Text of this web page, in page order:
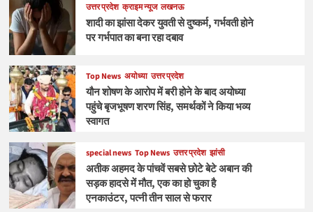
उत्तर प्रदेश क्राइम न्यूज लखनऊ
शादी का झांसा देकर युवती से दुष्कर्म, गर्भवती होने
पर गर्भपात का बना रहा दबाव
Top News अयोध्या उत्तर प्रदेश
यौन शोषण के आरोप में बरी होने के बाद अयोध्या
पहुंचे बृजभूषण शरण सिंह, समर्थकों ने किया भव्य
स्वागत
special news Top News उत्तर प्रदेश झांसी
अतीक अहमद के पांचवें सबसे छोटे बेटे अबान की
सड़क हादसे में मौत, एक का हो चुका है
एनकाउंटर, पत्नी तीन साल से फरार